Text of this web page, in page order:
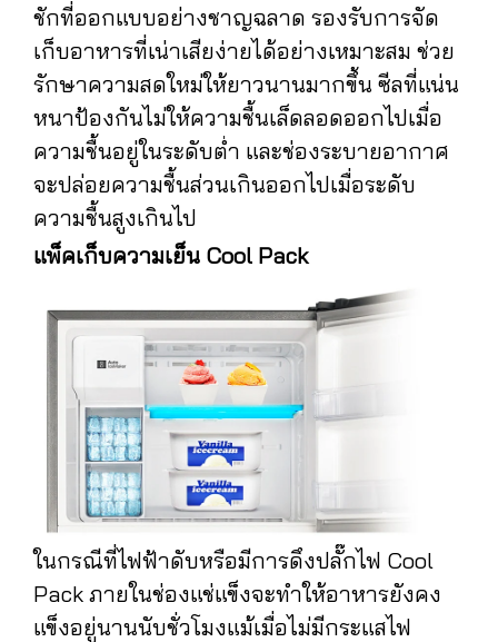
ชักที่ออกแบบอย่างชาญฉลาด รองรับการจัด
เก็บอาหารที่เน่าเสียง่ายได้อย่างเหมาะสม ช่วย
รักษาความสดใหม่ให้ยาวนานมากขึ้น ซีลที่แน่น
หนาป้องกันไม่ให้ความชื้นเล็ดลอดออกไปเมื่อ
ความชื้นอยู่ในระดับต่ำ และช่องระบายอากาศ
จะปล่อยความชื้นส่วนเกินออกไปเมื่อระดับ
ความชื้นสูงเกินไป
แพ็คเก็บความเย็น Cool Pack
ในกรณีที่ไฟฟ้าดับหรือมีการดึงปลั๊กไฟ Cool
Pack ภายในช่องแช่แข็งจะทำให้อาหารยังคง
แข็งอยู่นานนับชั่วโมงแม้เมื่อไม่มีกระแสไฟ